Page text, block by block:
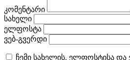
კომენტარი
სახელი
ელფოსტა
ვებ-გვერდი
ჩემი სახელის. ელფოსტისა და